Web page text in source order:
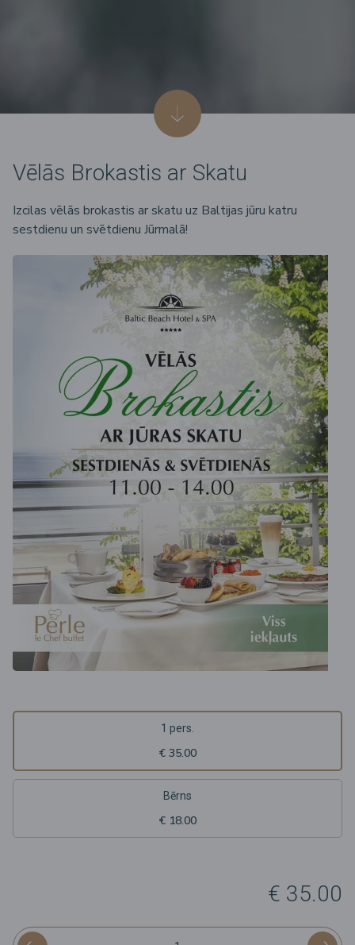
Vēlās Brokastis ar Skatu
Izcilas vēlās brokastis ar skatu uz Baltijas jūru katru
sestdienu un svētdienu Jūrmalā!
1 pers.
€ 35.00
Bērns
€ 18.00
€ 35.00